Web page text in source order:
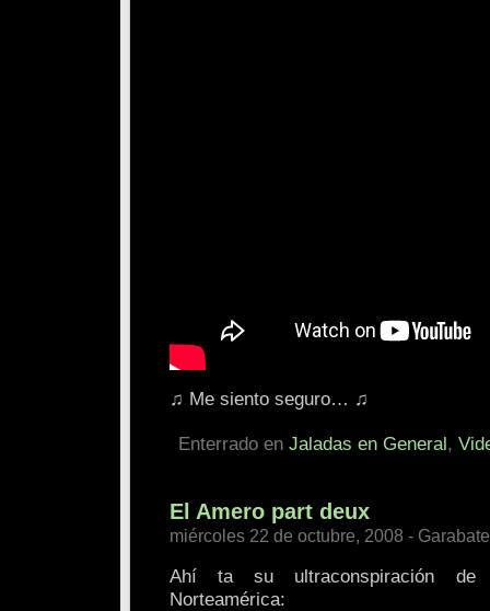
♫ Me siento seguro… ♫
Enterrado en Jaladas en General,
El Amero part deux
miércoles 22 de octubre, 2008 -
Ahí ta su ultraconspiración de
Norteamérica: